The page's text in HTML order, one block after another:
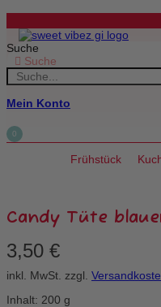
Inhalt
springen
Suche
Suche
Mein Konto
0
Frühstück
Candy Tüte
3,50 €
inkl. MwSt. zzgl.
Inhalt: 200 g